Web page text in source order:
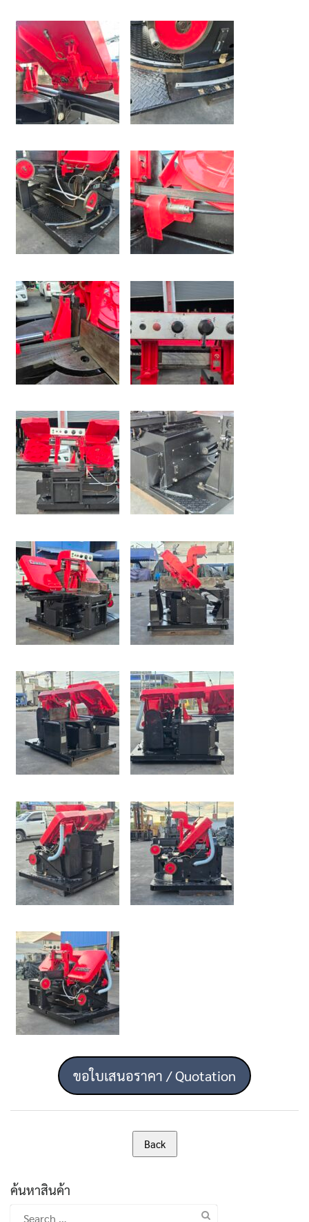
ขอใบเสนอราคา / Quotation
ค้นหาสินค้า